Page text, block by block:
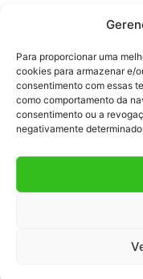
Para proporcionar uma
cookies para armazenar e/
consentimento com essas
como comportamento da
consentimento ou a
negativamente
Horário de
08h às 12h | 13h às